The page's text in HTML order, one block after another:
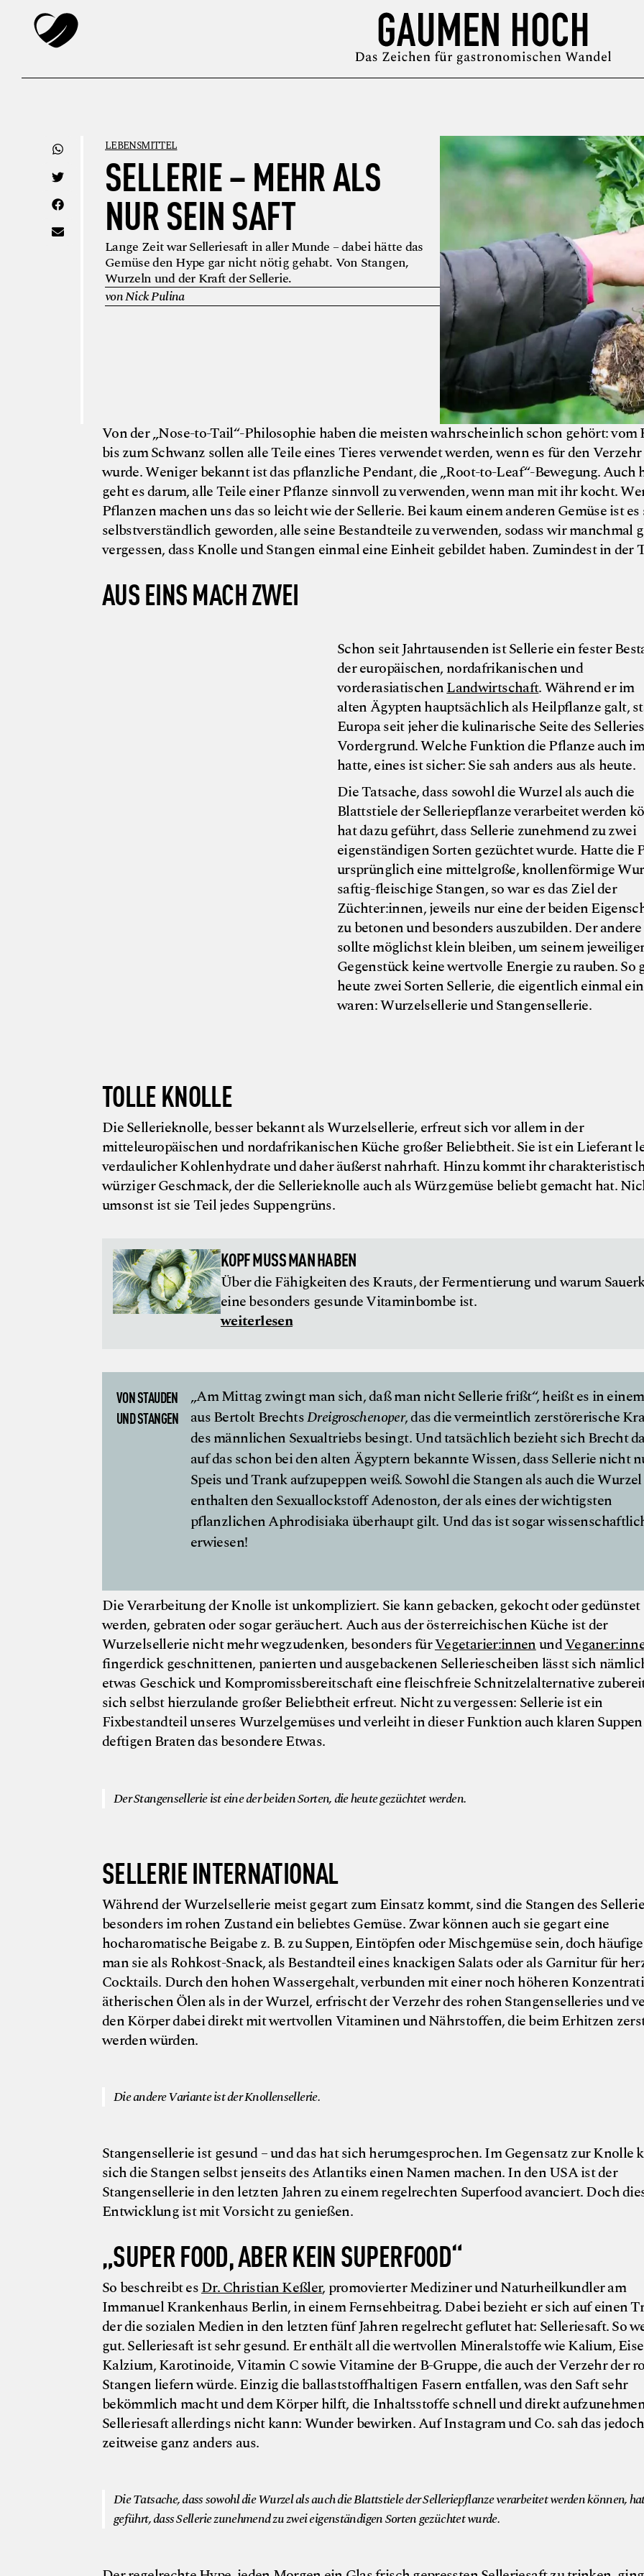
MAGAZIN GUIDE PODCAST ÜBER UNS SYMPOSIUM
LEBENSMITTEL
SELLERIE – MEHR ALS
NUR SEIN SAFT
Lange Zeit war Selleriesaft in aller Munde – dabei hätte das
Gemüse den Hype gar nicht nötig gehabt. Von Stangen,
Wurzeln und der Kraft der Sellerie.
von Nick Pulina
Von der „Nose-to-Tail“-Philosophie haben die meisten wahrscheinlich schon gehört: vom
bis zum Schwanz sollen alle Teile eines Tieres verwendet werden, wenn es für den
wurde. Weniger bekannt ist das pflanzliche Pendant, die „Root-to-Leaf“-Bewegung. Auch
geht es darum, alle Teile einer Pflanze sinnvoll zu verwenden, wenn man mit ihr kocht.
Pflanzen machen uns das so leicht wie der Sellerie. Bei kaum einem anderen Gemüse ist es
selbstverständlich geworden, alle seine Bestandteile zu verwenden, sodass wir manchmal
vergessen, dass Knolle und Stangen einmal eine Einheit gebildet haben. Zumindest in der
AUS EINS MACH ZWEI
Schon seit Jahrtausenden ist Sellerie ein fester
der europäischen, nordafrikanischen und
vorderasiatischenLandwirtschaft. Während er im
alten Ägypten hauptsächlich als Heilpflanze galt,
Europa seit jeher die kulinarische Seite des
Vordergrund. Welche Funktion die Pflanze auch
hatte, eines ist sicher: Sie sah anders aus als heute.
Die Tatsache, dass sowohl die Wurzel als auch die
Blattstiele der Selleriepflanze verarbeitet werden
hat dazu geführt, dass Sellerie zunehmend zu zwei
eigenständigen Sorten gezüchtet wurde. Hatte die
ursprünglich eine mittelgroße, knollenförmige
saftig-fleischige Stangen, so war es das Ziel der
Züchter:innen, jeweils nur eine der beiden
zu betonen und besonders auszubilden. Der
sollte möglichst klein bleiben, um seinem
Gegenstück keine wertvolle Energie zu rauben. So
heute zwei Sorten Sellerie, die eigentlich einmal
waren: Wurzelsellerie und Stangensellerie.
TOLLE KNOLLE
Die Sellerieknolle, besser bekannt als Wurzelsellerie, erfreut sich vor allem in der
mitteleuropäischen und nordafrikanischen Küche großer Beliebtheit. Sie ist ein Lieferant
verdaulicher Kohlenhydrate und daher äußerst nahrhaft. Hinzu kommt ihr
würziger Geschmack, der die Sellerieknolle auch als Würzgemüse beliebt gemacht hat.
umsonst ist sie Teil jedes Suppengrüns.
KOPF MUSS MAN HABEN
Über die Fähigkeiten des Krauts, der Fermentierung und warum
eine besonders gesunde Vitaminbombe ist.
weiterlesen
VON STAUDEN
UND STANGEN
„Am Mittag zwingt man sich, daß man nicht Sellerie frißt“, heißt es in
aus Bertolt BrechtsDreigroschenoper, das die vermeintlich zerstörerische
des männlichen Sexualtriebs besingt. Und tatsächlich bezieht sich Brecht
auf das schon bei den alten Ägyptern bekannte Wissen, dass Sellerie nicht
Speis und Trank aufzupeppen weiß. Sowohl die Stangen als auch die Wurzel
enthalten den Sexuallockstoff Adenoston, der als eines der wichtigsten
pflanzlichen Aphrodisiaka überhaupt gilt. Und das ist sogar
erwiesen!
Die Verarbeitung der Knolle ist unkompliziert. Sie kann gebacken, gekocht oder gedünstet
werden, gebraten oder sogar geräuchert. Auch aus der österreichischen Küche ist der
Wurzelsellerie nicht mehr wegzudenken, besonders fürVegetarier:innenund
fingerdick geschnittenen, panierten und ausgebackenen Selleriescheiben lässt sich
etwas Geschick und Kompromissbereitschaft eine fleischfreie Schnitzelalternative
sich selbst hierzulande großer Beliebtheit erfreut. Nicht zu vergessen: Sellerie ist ein
Fixbestandteil unseres Wurzelgemüses und verleiht in dieser Funktion auch klaren
deftigen Braten das besondere Etwas.
Der Stangensellerie ist eine der beiden Sorten, die heute gezüchtet werden.
SELLERIE INTERNATIONAL
Während der Wurzelsellerie meist gegart zum Einsatz kommt, sind die Stangen des
besonders im rohen Zustand ein beliebtes Gemüse. Zwar können auch sie gegart eine
hocharomatische Beigabe z. B. zu Suppen, Eintöpfen oder Mischgemüse sein, doch
man sie als Rohkost-Snack, als Bestandteil eines knackigen Salats oder als Garnitur für
Cocktails. Durch den hohen Wassergehalt, verbunden mit einer noch höheren
ätherischen Ölen als in der Wurzel, erfrischt der Verzehr des rohen Stangenselleries und
den Körper dabei direkt mit wertvollen Vitaminen und Nährstoffen, die beim Erhitzen
werden würden.
Die andere Variante ist der Knollensellerie.
Stangensellerie ist gesund – und das hat sich herumgesprochen. Im Gegensatz zur Knolle
sich die Stangen selbst jenseits des Atlantiks einen Namen machen. In den USA ist der
Stangensellerie in den letzten Jahren zu einem regelrechten Superfood avanciert. Doch
Entwicklung ist mit Vorsicht zu genießen.
„SUPER FOOD, ABER KEIN SUPERFOOD“
So beschreibt esDr. Christian Keßler, promovierter Mediziner und Naturheilkundler am
Immanuel Krankenhaus Berlin, in einem Fernsehbeitrag. Dabei bezieht er sich auf einen
der die sozialen Medien in den letzten fünf Jahren regelrecht geflutet hat: Selleriesaft. So
gut. Selleriesaft ist sehr gesund. Er enthält all die wertvollen Mineralstoffe wie Kalium,
Kalzium, Karotinoide, Vitamin C sowie Vitamine der B-Gruppe, die auch der Verzehr der
Stangen liefern würde. Einzig die ballaststoffhaltigen Fasern entfallen, was den Saft sehr
bekömmlich macht und dem Körper hilft, die Inhaltsstoffe schnell und direkt
Selleriesaft allerdings nicht kann: Wunder bewirken. Auf Instagram und Co. sah das jedoch
zeitweise ganz anders aus.
Die Tatsache, dass sowohl die Wurzel als auch die Blattstiele der Selleriepflanze verarbeitet werden können,
geführt, dass Sellerie zunehmend zu zwei eigenständigen Sorten gezüchtet wurde.